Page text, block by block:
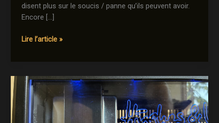
disent plus sur le soucis / panne qu’ils peuvent avoir.
Encore […]
Hum,
bourdonnement,
souffle)
comprendre
Lire l’article »